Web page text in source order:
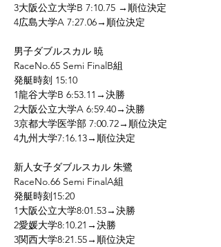
3大阪公立大学B 7:10.75 →順位決定
4広島大学A 7:27.06→順位決定
男子ダブルスカル 暁
RaceNo.65 Semi FinalB組
発艇時刻 15:10
1龍谷大学B 6:53.11→決勝
2大阪公立大学A 6:59.40→決勝
3京都大学医学部 7:00.72→順位決定
4九州大学7:16.13→順位決定
新人女子ダブルスカル 朱鷺
RaceNo.66 Semi FinalA組
発艇時刻15:20
1大阪公立大学8:01.53→決勝
2愛媛大学8:10.21→決勝
3関西大学8:21.55→順位決定